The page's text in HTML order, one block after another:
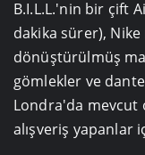
B.I.L.L.'nin bir çift
dakika sürer),
dönüştürülmüş
gömlekler ve
Londra'da mevcut
alışveriş yapanlar